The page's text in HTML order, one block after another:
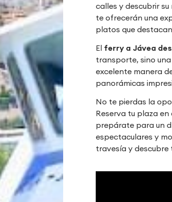
calles y descubrir
te ofrecerán una
platos que
El ferry a Jávea
transporte, sino una
excelente manera
panorámicas
No te pierdas la
Reserva tu plaza en
prepárate para un
espectaculares y
travesía y